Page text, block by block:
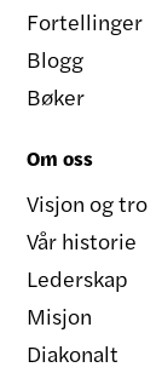
Fortellinger
Blogg
Bøker
Om oss
Visjon og tro
Vår historie
Lederskap
Misjon
Diakonalt